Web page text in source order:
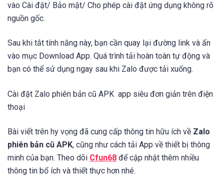
vào Cài đặt/ Bảo mật/ Cho phép cài đặt ứng dụng không rõ
nguồn gốc.
Sau khi tắt tính năng này, bạn cần quay lại đường link và ấn
vào mục Download App. Quá trình tải hoàn toàn tự động và
bạn có thể sử dụng ngay sau khi Zalo được tải xuống.
Cài đặt Zalo phiên bản cũ APK app siêu đơn giản trên điện
thoại
Bài viết trên hy vọng đã cung cấp thông tin hữu ích về Zalo
phiên bản cũ APK, cũng như cách tải App về thiết bị thông
minh của bạn. Theo dõi Cfun68 để cập nhật thêm nhiều
thông tin bổ ích và thiết thực hơn nhé.